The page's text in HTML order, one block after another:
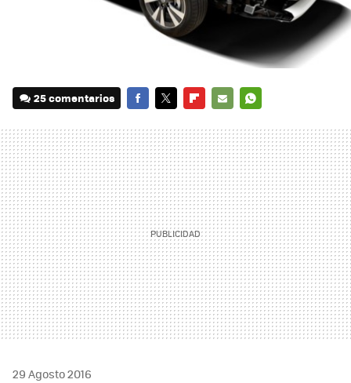
25 comentarios
MAIL
29 Agosto 2016